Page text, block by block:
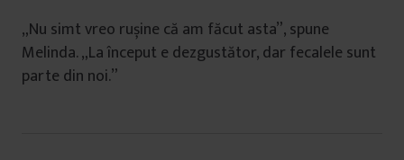
„Nu simt vreo rușine că am făcut asta”, spune
Melinda. „La început e dezgustător, dar fecalele sunt
parte din noi.”